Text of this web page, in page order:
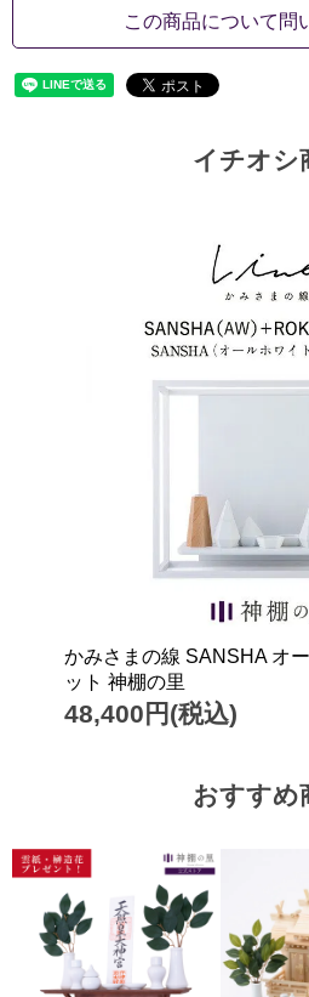
この商品について問
イチオシ
かみさまの線 SANSHA オ
ット 神棚の里
48,400円(税込)
おすすめ